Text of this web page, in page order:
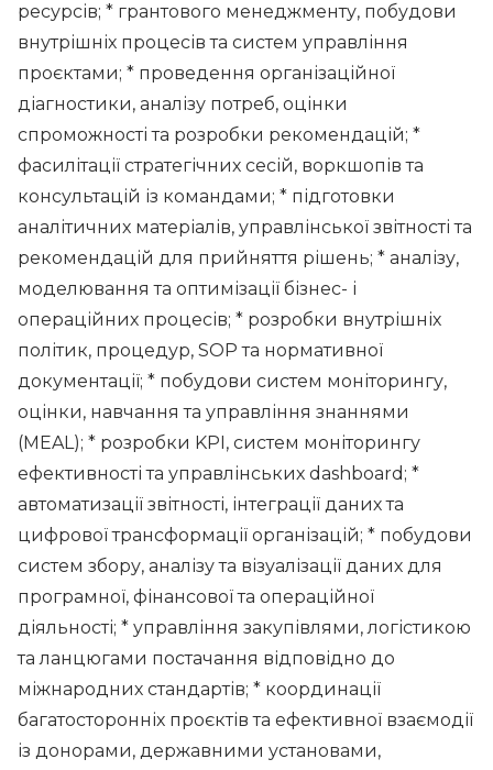
ресурсів; * грантового менеджменту, побудови
внутрішніх процесів та систем управління
проєктами; * проведення організаційної
діагностики, аналізу потреб, оцінки
спроможності та розробки рекомендацій; *
фасилітації стратегічних сесій, воркшопів та
консультацій із командами; * підготовки
аналітичних матеріалів, управлінської звітності та
рекомендацій для прийняття рішень; * аналізу,
моделювання та оптимізації бізнес- і
операційних процесів; * розробки внутрішніх
політик, процедур, SOP та нормативної
документації; * побудови систем моніторингу,
оцінки, навчання та управління знаннями
(MEAL); * розробки KPI, систем моніторингу
ефективності та управлінських dashboard; *
автоматизації звітності, інтеграції даних та
цифрової трансформації організацій; * побудови
систем збору, аналізу та візуалізації даних для
програмної, фінансової та операційної
діяльності; * управління закупівлями, логістикою
та ланцюгами постачання відповідно до
міжнародних стандартів; * координації
багатосторонніх проєктів та ефективної взаємодії
із донорами, державними установами,